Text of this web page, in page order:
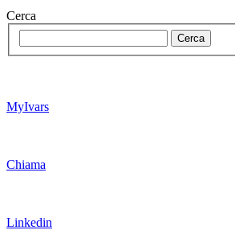
Cerca
MyIvars
Chiama
Linkedin